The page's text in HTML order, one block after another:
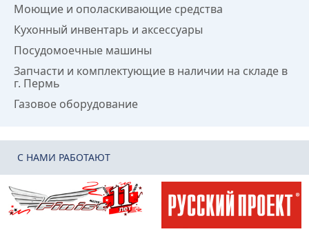
Моющие и ополаскивающие средства
Кухонный инвентарь и аксессуары
Посудомоечные машины
Запчасти и комплектующие в наличии на складе в
г. Пермь
Газовое оборудование
C НАМИ РАБОТАЮТ